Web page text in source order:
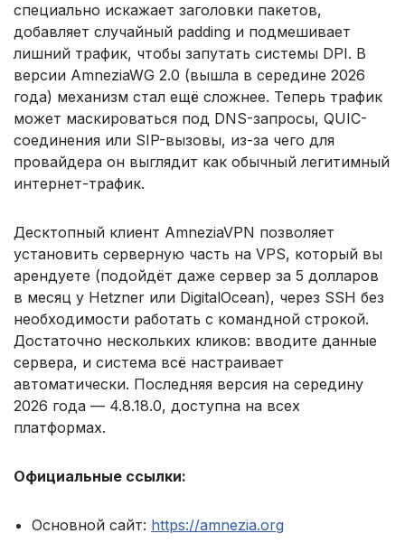
специально искажает заголовки пакетов,
добавляет случайный padding и подмешивает
лишний трафик, чтобы запутать системы DPI. В
версии AmneziaWG 2.0 (вышла в середине 2026
года) механизм стал ещё сложнее. Теперь трафик
может маскироваться под DNS-запросы, QUIC-
соединения или SIP-вызовы, из-за чего для
провайдера он выглядит как обычный легитимный
интернет-трафик.
Десктопный клиент AmneziaVPN позволяет
установить серверную часть на VPS, который вы
арендуете (подойдёт даже сервер за 5 долларов
в месяц у Hetzner или DigitalOcean), через SSH без
необходимости работать с командной строкой.
Достаточно нескольких кликов: вводите данные
сервера, и система всё настраивает
автоматически. Последняя версия на середину
2026 года — 4.8.18.0, доступна на всех
платформах.
Официальные ссылки:
Основной сайт: https://amnezia.org